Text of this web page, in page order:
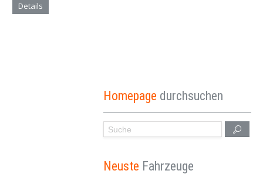
Details
Homepage durchsuchen
Neuste Fahrzeuge